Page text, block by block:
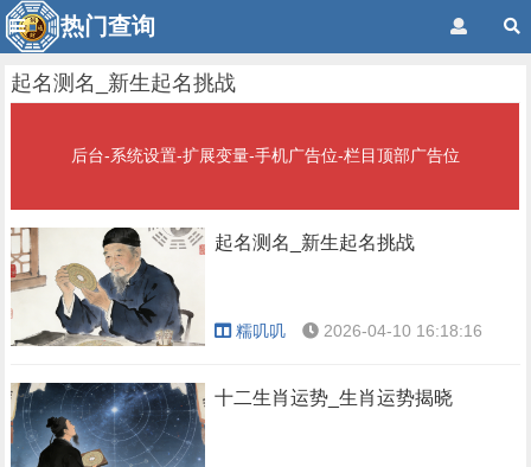
热门查询
起名测名_新生起名挑战
后台-系统设置-扩展变量-手机广告位-栏目顶部广告位
起名测名_新生起名挑战
糯叽叽 2026-04-10 16:18:16
十二生肖运势_生肖运势揭晓